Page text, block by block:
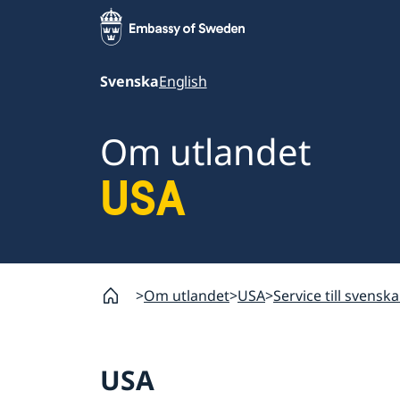
SvenskaEnglish
Om utlandet
USA
Om utlandet USA Service till
USA